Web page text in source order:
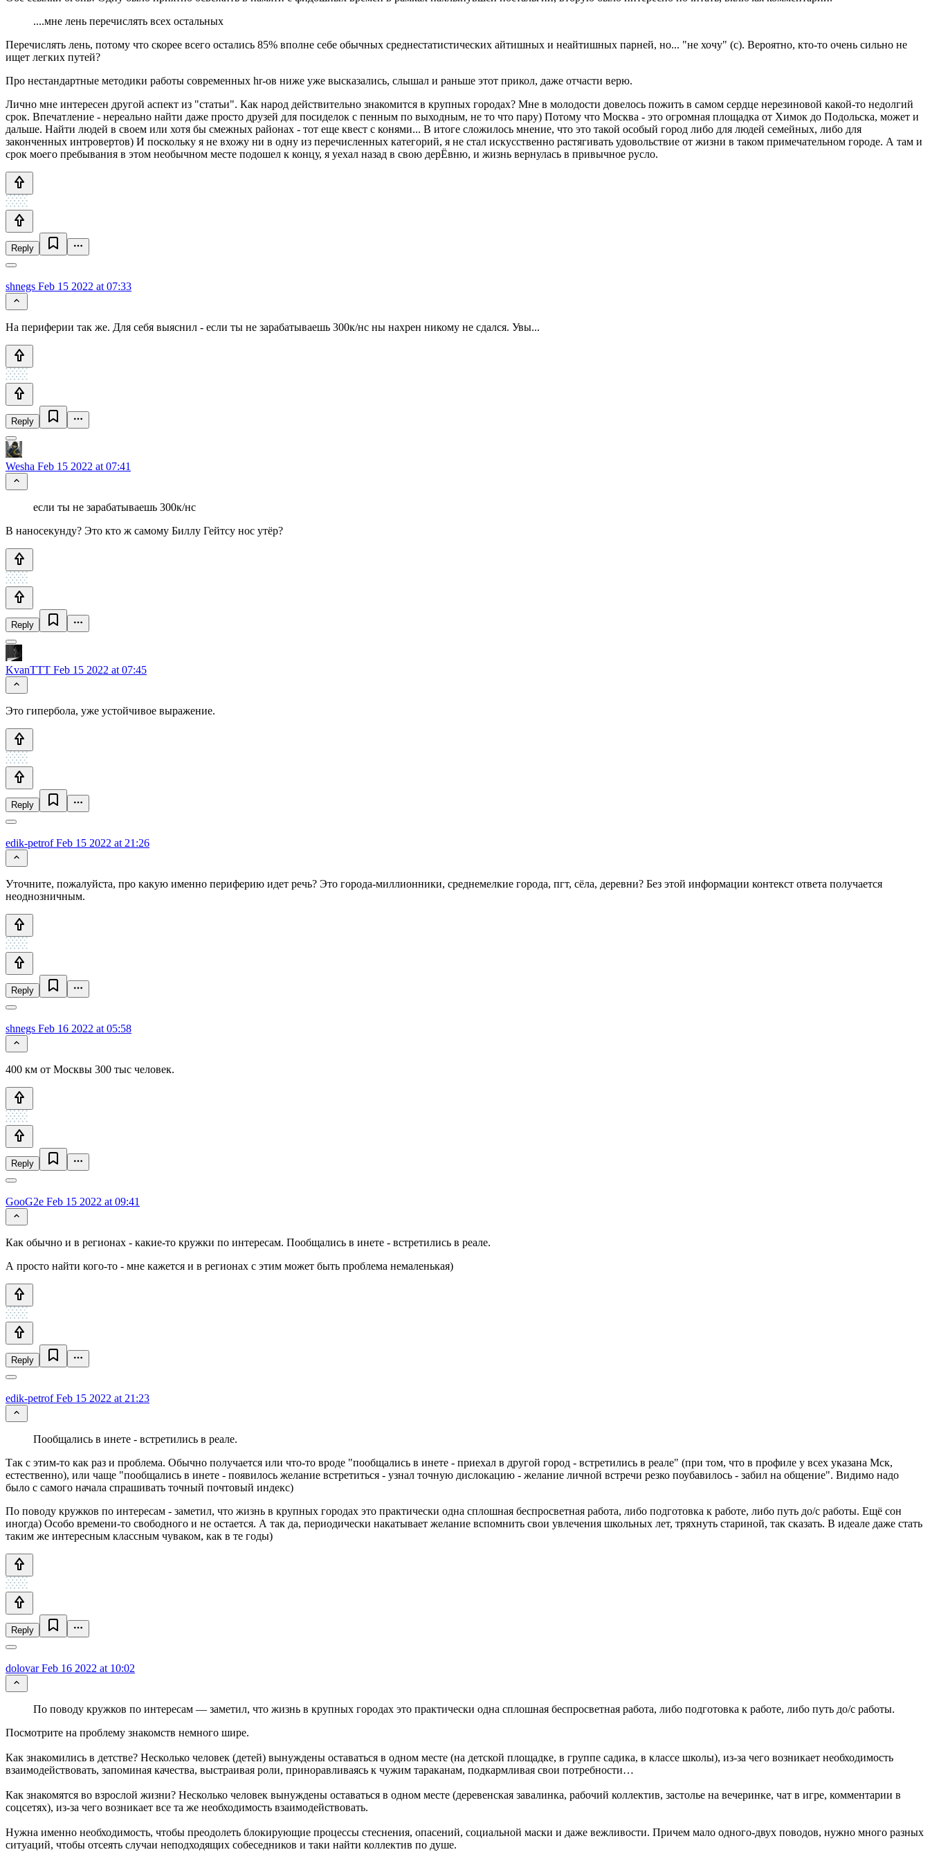
....мне лень перечислять всех остальных
Перечислять лень, потому что скорее всего остались 85% вполне себе обычных среднестатистических айтишных и неайтишных парней, но... "не хочу" (с). Вероятно, кто-то очень сильно не
ищет легких путей?
Про нестандартные методики работы современных hr-ов ниже уже высказались, слышал и раньше этот прикол, даже отчасти верю.
Лично мне интересен другой аспект из "статьи". Как народ действительно знакомится в крупных городах? Мне в молодости довелось пожить в самом сердце нерезиновой какой-то недолгий
срок. Впечатление - нереально найти даже просто друзей для посиделок с пенным по выходным, не то что пару) Потому что Москва - это огромная площадка от Химок до Подольска, может и
дальше. Найти людей в своем или хотя бы смежных районах - тот еще квест с конями... В итоге сложилось мнение, что это такой особый город либо для людей семейных, либо для
законченных интровертов) И поскольку я не вхожу ни в одну из перечисленных категорий, я не стал искусственно растягивать удовольствие от жизни в таком примечательном городе. А там и
срок моего пребывания в этом необычном месте подошел к концу, я уехал назад в свою дерЁвню, и жизнь вернулась в привычное русло.
Reply
shnegs Feb 15 2022 at 07:33
На периферии так же. Для себя выяснил - если ты не зарабатываешь 300к/нс ны нахрен никому не сдался. Увы...
Reply
Wesha Feb 15 2022 at 07:41
если ты не зарабатываешь 300к/нс
В наносекунду? Это кто ж самому Биллу Гейтсу нос утёр?
Reply
KvanTTT Feb 15 2022 at 07:45
Это гипербола, уже устойчивое выражение.
Reply
edik-petrofFeb 15 2022 at 21:26
Уточните, пожалуйста, про какую именно периферию идет речь? Это города-миллионники, среднемелкие города, пгт, сёла, деревни? Без этой информации контекст ответа получается
неоднозничным.
Reply
shnegs Feb 16 2022 at 05:58
400 км от Москвы 300 тыс человек.
Reply
GooG2e Feb 15 2022 at 09:41
Как обычно и в регионах - какие-то кружки по интересам. Пообщались в инете - встретились в реале.
А просто найти кого-то - мне кажется и в регионах с этим может быть проблема немаленькая)
Reply
edik-petrofFeb 15 2022 at 21:23
Пообщались в инете - встретились в реале.
Так с этим-то как раз и проблема. Обычно получается или что-то вроде "пообщались в инете - приехал в другой город - встретились в реале" (при том, что в профиле у всех указана Мск,
естественно), или чаще "пообщались в инете - появилось желание встретиться - узнал точную дислокацию - желание личной встречи резко поубавилось - забил на общение". Видимо надо
было с самого начала спрашивать точный почтовый индекс)
По поводу кружков по интересам - заметил, что жизнь в крупных городах это практически одна сплошная беспросветная работа, либо подготовка к работе, либо путь до/с работы. Ещё сон
иногда) Особо времени-то свободного и не остается. А так да, периодически накатывает желание вспомнить свои увлечения школьных лет, тряхнуть стариной, так сказать. В идеале даже стать
таким же интересным классным чуваком, как в те годы)
Reply
dolovarFeb 16 2022 at 10:02
По поводу кружков по интересам — заметил, что жизнь в крупных городах это практически одна сплошная беспросветная работа, либо подготовка к работе, либо путь до/с работы.
Посмотрите на проблему знакомств немного шире.
Как знакомились в детстве? Несколько человек (детей) вынуждены оставаться в одном месте (на детской площадке, в группе садика, в классе школы), из-за чего возникает необходимость
взаимодействовать, запоминая качества, выстраивая роли, приноравливаясь к чужим тараканам, подкармливая свои потребности…
Как знакомятся во взрослой жизни? Несколько человек вынуждены оставаться в одном месте (деревенская завалинка, рабочий коллектив, застолье на вечеринке, чат в игре, комментарии в
соцсетях), из-за чего возникает все та же необходимость взаимодействовать.
Нужна именно необходимость, чтобы преодолеть блокирующие процессы стеснения, опасений, социальной маски и даже вежливости. Причем мало одного-двух поводов, нужно много разных
ситуаций, чтобы отсеять случаи неподходящих собеседников и таки найти коллектив по душе.